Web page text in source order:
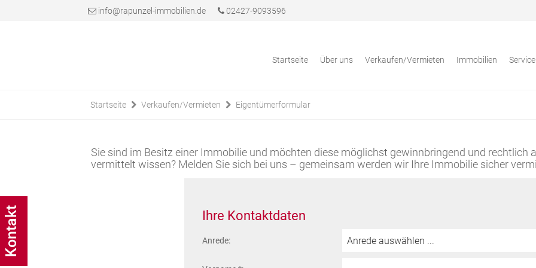
info@rapunzel-immobilien.de 02427-9093596
Startseite Über uns Verkaufen/Vermieten Immobilien Service
Startseite Verkaufen/Vermieten Eigentümerformular
Sie sind im Besitz einer Immobilie und möchten diese möglichst gewinnbringend und rechtlich
vermittelt wissen? Melden Sie sich bei uns – gemeinsam werden wir Ihre Immobilie sicher
Ihre Kontaktdaten
Anrede:
Kontakt